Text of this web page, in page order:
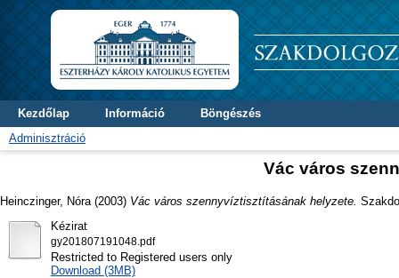
Kezdőlap Információ
Böngészés
Adminisztráció
Vác város
Heinczinger, Nóra (2003) Vác város szennyvíztisztításának helyzete.
Kézirat
gy201807191048.pdf
Restricted to Registered users only
Download (3MB)